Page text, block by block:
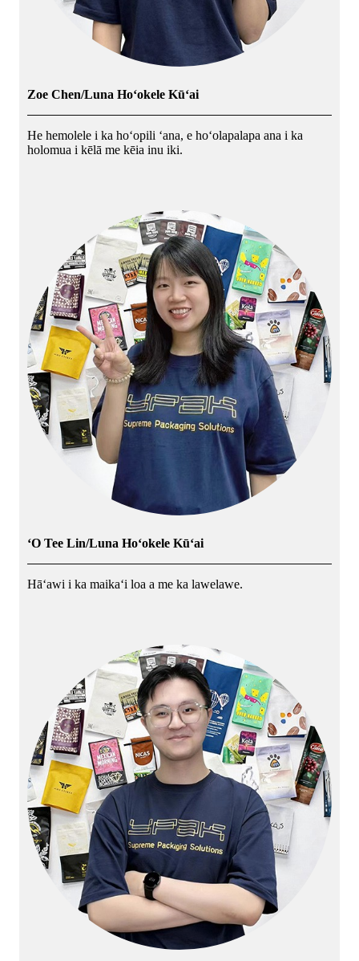
Zoe Chen/Luna Hoʻokele Kūʻai
He hemolele i ka hoʻopili ʻana, e hoʻolapalapa ana i ka
holomua i kēlā me kēia inu iki.
ʻO Tee Lin/Luna Hoʻokele Kūʻai
Hāʻawi i ka maikaʻi loa a me ka lawelawe.